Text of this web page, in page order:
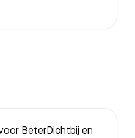
BeterDichtbij en